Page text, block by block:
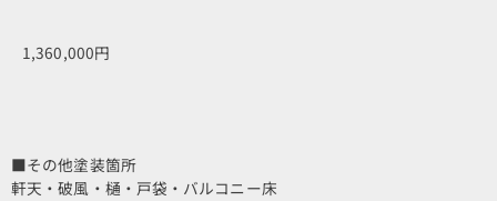
1,360,000円
■その他塗装箇所
軒天・破風・樋・戸袋・バルコニー床